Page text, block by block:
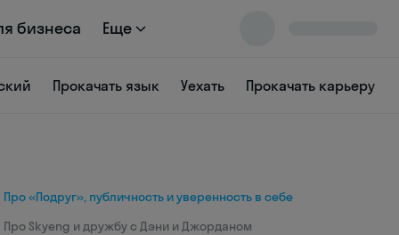
бизнеса Еще
Прокачать язык Уехать Прокачать карьеру
Про «Подруг», публичность и уверенность в себе
Про Skyeng и дружбу с Дэни и Джорданом